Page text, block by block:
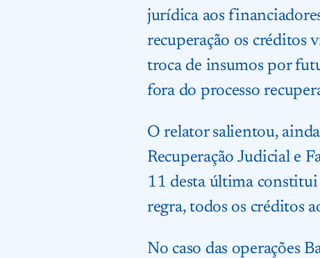
jurídica aos
recuperação os créditos
troca de insumos por
fora do processo
O relator salientou,
Recuperação Judicial e
11 desta última constitui
regra, todos os créditos
No caso das operações